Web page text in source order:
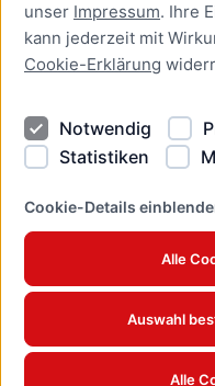
unser Impressum. Ihre
kann jederzeit mit
Cookie-Erklärung
Notwendig
Statistiken
Cookie-Details
Alle
Auswahl
Alle
Kontakt
Kontakt
Datenschutzhinweise
Barrierefreiheit
Cookie Erklärung
www.luebeck.de